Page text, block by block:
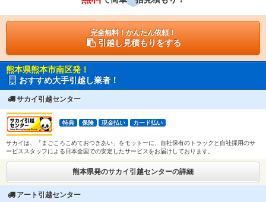
完全無料！かんたん依頼！
引越し見積もりをする
熊本県熊本市南区発！
おすすめ大手引越し業者！
サカイ引越センター
特典 保険 現金払い カード払い
サカイは、「まごころこめておつきあい」をモットーに、自社保有のトラックと自社採用のサ
ービススタッフによる日本全国での安定したサービスをお届けしております。
熊本県発のサカイ引越センターの詳細
アート引越センター